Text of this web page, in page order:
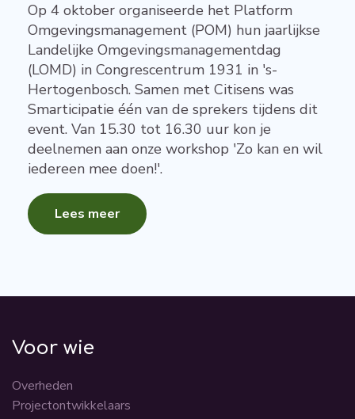
Op 4 oktober organiseerde het Platform
Omgevingsmanagement (POM) hun jaarlijkse
Landelijke Omgevingsmanagementdag
(LOMD) in Congrescentrum 1931 in 's-
Hertogenbosch. Samen met Citisens was
Smarticipatie één van de sprekers tijdens dit
event. Van 15.30 tot 16.30 uur kon je
deelnemen aan onze workshop 'Zo kan en wil
iedereen mee doen!'.
Lees meer
Voor wie
Overheden
Projectontwikkelaars